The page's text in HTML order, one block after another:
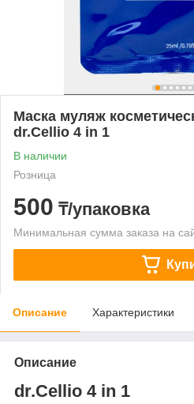
Маска муляж
dr.Cellio 4 in 1
В наличии
Розница
500 ₸/упаковка
Минимальная сумма заказа на
Описание Характеристики
Описание
dr.Cellio 4 in 1